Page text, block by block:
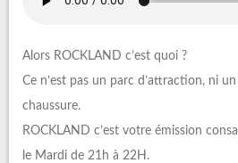
Alors ROCKLAND c’est quoi ?
Ce n’est pas un parc d’attraction, ni
chaussure.
ROCKLAND c’est votre émission
le Mardi de 21h à 22H.